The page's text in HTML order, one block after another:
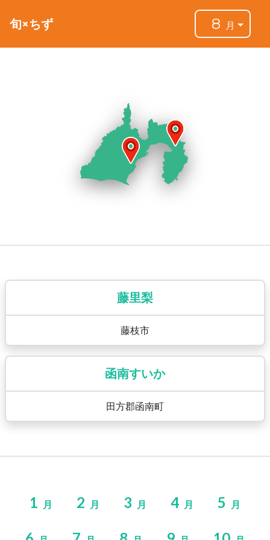
旬×ちず 8 月
藤里梨
藤枝市
函南すいか
田方郡函南町
1 月 2 月 3 月 4 月 5 月